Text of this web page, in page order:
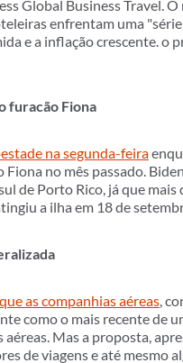
Global Business Travel.
enfrentam uma
e a inflação crescente. o
furacão Fiona
na segunda-feira
no mês passado.
de Porto Rico, já que
a ilha em 18 de
as companhias aéreas,
como o mais recente de
Mas a proposta,
de viagens e até mesmo